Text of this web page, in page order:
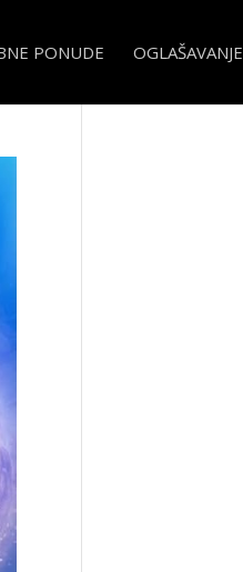
PONUDE OGLAŠAVANJE